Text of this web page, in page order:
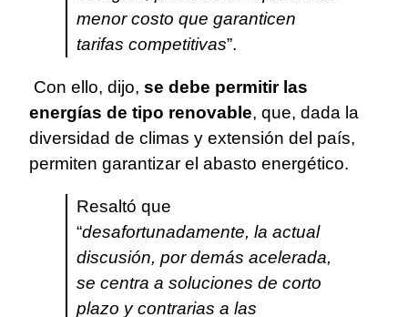
menor costo que garanticen
tarifas competitivas”.
Con ello, dijo, se debe permitir las
energías de tipo renovable, que, dada la
diversidad de climas y extensión del país,
permiten garantizar el abasto energético.
Resaltó que
“desafortunadamente, la actual
discusión, por demás acelerada,
se centra a soluciones de corto
plazo y contrarias a las